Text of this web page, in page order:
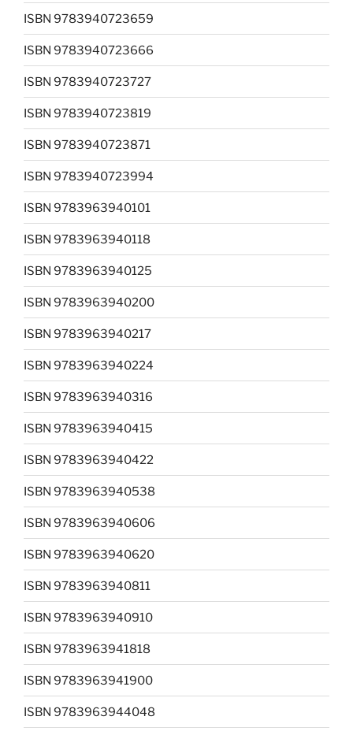
ISBN 9783940723659
ISBN 9783940723666
ISBN 9783940723727
ISBN 9783940723819
ISBN 9783940723871
ISBN 9783940723994
ISBN 9783963940101
ISBN 9783963940118
ISBN 9783963940125
ISBN 9783963940200
ISBN 9783963940217
ISBN 9783963940224
ISBN 9783963940316
ISBN 9783963940415
ISBN 9783963940422
ISBN 9783963940538
ISBN 9783963940606
ISBN 9783963940620
ISBN 9783963940811
ISBN 9783963940910
ISBN 9783963941818
ISBN 9783963941900
ISBN 9783963944048